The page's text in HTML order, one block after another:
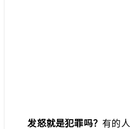
发怒就是犯罪吗？ 有的